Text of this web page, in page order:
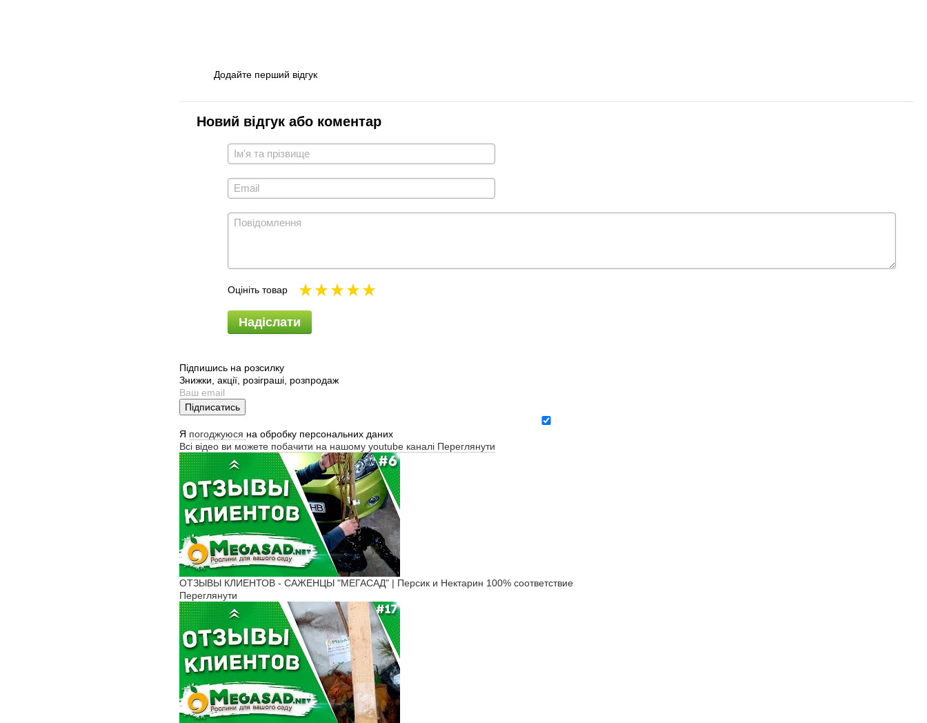
Додайте перший відгук
Новий відгук або коментар
Оцініть товар
Надіслати
Підпишись на розсилку
Знижки, акції, розіграші, розпродаж
Підписатись
Я погоджуюся на обробку персональних даних
Всі відео ви можете побачити на нашому youtube каналі Переглянути
ОТЗЫВЫ КЛИЕНТОВ - САЖЕНЦЫ "МЕГАСАД" | Персик и Нектарин 100% соответствие
Переглянути